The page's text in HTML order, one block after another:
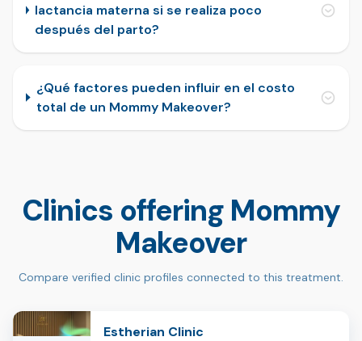
lactancia materna si se realiza poco
después del parto?
¿Qué factores pueden influir en el costo
total de un Mommy Makeover?
Clinics offering Mommy
Makeover
Compare verified clinic profiles connected to this treatment.
Estherian Clinic